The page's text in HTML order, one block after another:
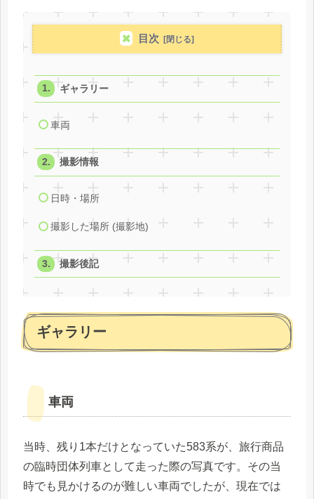
目次
ギャラリー
車両
撮影情報
日時・場所
撮影した場所 (撮影地)
撮影後記
ギャラリー
車両
当時、残り1本だけとなっていた583系が、旅行商品
の臨時団体列車として走った際の写真です。その当
時でも見かけるのが難しい車両でしたが、現在では